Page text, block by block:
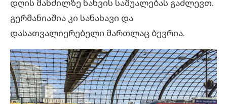
დღის მანძილზე ნახვის საშუალებას გაძლევთ.
გერმანიაშია კი სანახავი და
დასათვალიერებელი მართლაც ბევრია.